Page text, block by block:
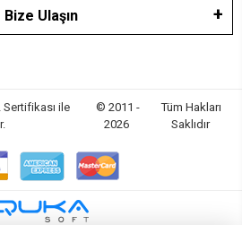
Bize Ulaşın
ile
© 2011 -
2026
Tüm Hakları
Saklıdır